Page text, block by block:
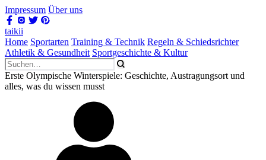
Impressum Über uns
taikii
Home Sportarten Training & Technik Regeln & Schiedsrichter
Athletik & Gesundheit Sportgeschichte & Kultur
Erste Olympische Winterspiele: Geschichte, Austragungsort und
alles, was du wissen musst